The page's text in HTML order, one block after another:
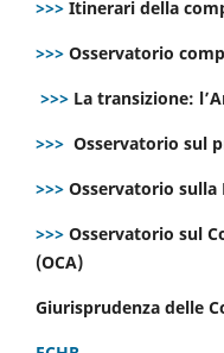
>>> Itinerari della
>>> Osservatorio
>>> La transizione:
>>> Osservatorio sul
>>> Osservatorio sulla
>>> Osservatorio sul
(OCA)
Giurisprudenza delle